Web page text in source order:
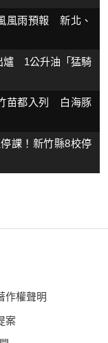
風雨預報 新北、
爐 1公升油「猛騎
苗都入列 白海豚
課！新竹縣8校停
作權聲明
案